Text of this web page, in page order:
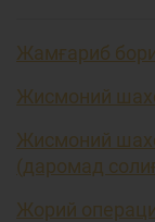
Жамғариб
Жисмоний
Жисмоний
(даромад
Жорий